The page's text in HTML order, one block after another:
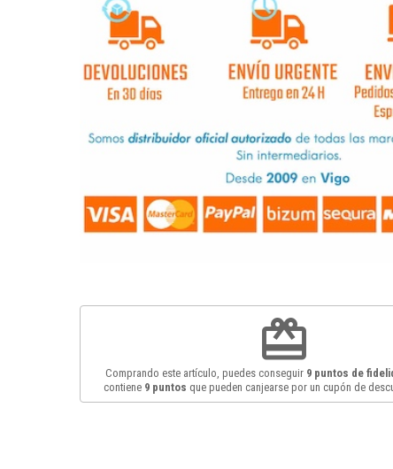
redeem
Comprando este artículo, puedes conseguir 9 puntos de
contiene 9puntos que pueden canjearse por un cupón de